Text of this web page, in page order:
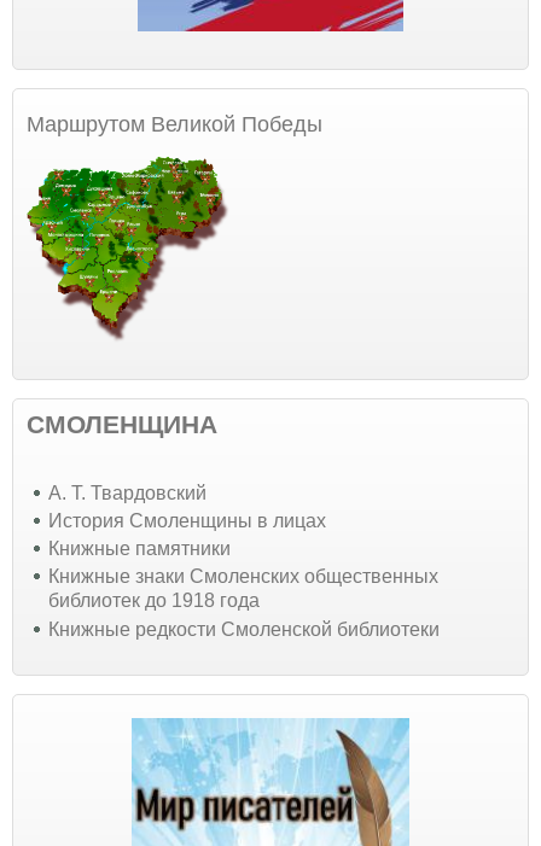
Маршрутом Великой Победы
СМОЛЕНЩИНА
А. Т. Твардовский
История Смоленщины в лицах
Книжные памятники
Книжные знаки Смоленских общественных
библиотек до 1918 года
Книжные редкости Смоленской библиотеки